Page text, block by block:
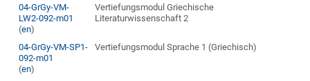
04-GrGy-VM-
LW2-092-m01
(en)
Vertiefungsmodul Griechische
Literaturwissenschaft 2
04-GrGy-VM-SP1-
092-m01
(en)
Vertiefungsmodul Sprache 1 (Griechisch)